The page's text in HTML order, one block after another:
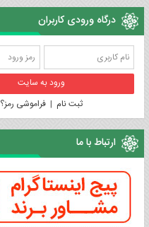
درگاه ورودی کاربران
ثبت نام |فراموشی رمز؟
ارتباط با ما